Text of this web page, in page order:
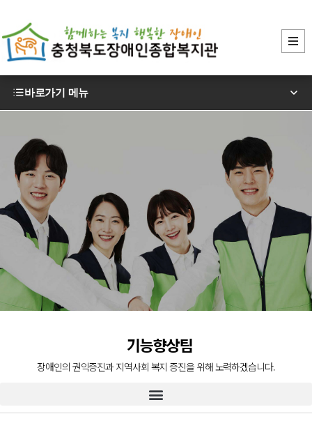
바로가기 메뉴
장애인 재활과 지역사회의 복지증진을 위해
기능향상팀
장애인의 권익증진과 지역사회 복지 증진을 위해 노력하겠습니다.